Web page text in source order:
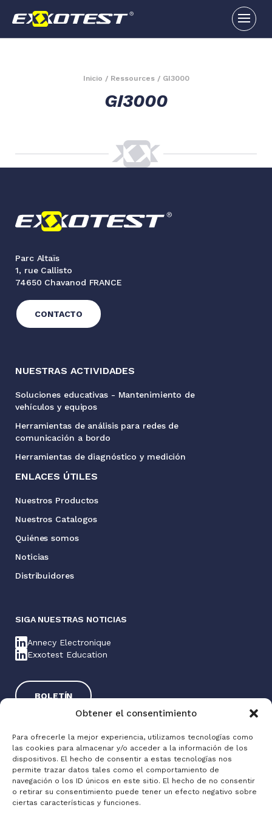
Obtener el consentimiento
Para ofrecerle la mejor experiencia, utilizamos tecnologías como
las cookies para almacenar y/o acceder a la información de los
dispositivos. El hecho de consentir a estas tecnologías nos
permite trazar datos tales como el comportamiento de
navegación o los ID únicos en este sitio. El hecho de no consentir
o retirar su consentimiento puede tener un efecto negativo sobre
ciertas características y funciones.
Inicio / Ressources/ GI3000
GI3000
Parc Altaïs
1, rue Callisto
74650 Chavanod FRANCE
CONTACTO
NUESTRAS ACTIVIDADES
Soluciones educativas - Mantenimiento de
vehículos y equipos
Herramientas de análisis para redes de
comunicación a bordo
Herramientas de diagnóstico y medición
ENLACES ÚTILES
Nuestros Productos
Nuestros Catalogos
Quiénes somos
Noticias
Distribuidores
SIGA NUESTRAS NOTICIAS
Annecy Electronique
Exxotest Education
BOLETÍN
Exxotest® 2025